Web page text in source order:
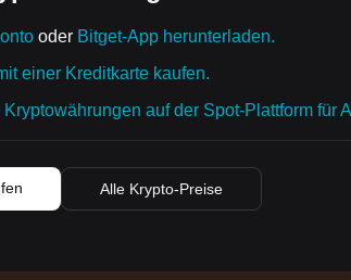
oder Bitget-App herunterladen.
einer Kreditkarte kaufen.
auf der Spot-Plattform für
Alle Krypto-Preise